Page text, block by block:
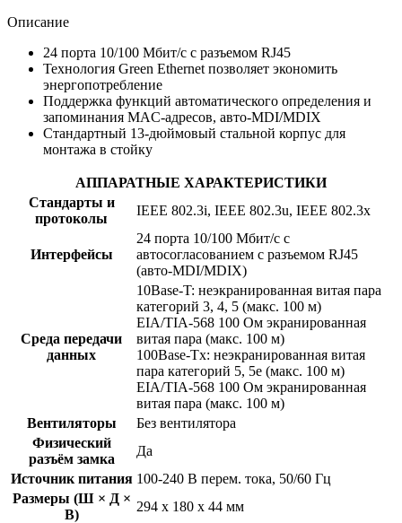
Описание
24 порта 10/100 Мбит/с с разъемом RJ45
Технология Green Ethernet позволяет экономить
энергопотребление
Поддержка функций автоматического определения и
запоминания MAC-адресов, авто-MDI/MDIX
Стандартный 13-дюймовый стальной корпус для
монтажа в стойку
АППАРАТНЫЕ ХАРАКТЕРИСТИКИ
Стандарты и
протоколы
IEEE 802.3i, IEEE 802.3u, IEEE 802.3x
Интерфейсы
24 порта 10/100 Мбит/с с
автосогласованием с разъемом RJ45
(авто-MDI/MDIX)
Среда передачи
данных
10Base-T: неэкранированная витая пара
категорий 3, 4, 5 (макс. 100 м)
EIA/TIA-568 100 Ом экранированная
витая пара (макс. 100 м)
100Base-Tx: неэкранированная витая
пара категорий 5, 5e (макс. 100 м)
EIA/TIA-568 100 Ом экранированная
витая пара (макс. 100 м)
Вентиляторы
Без вентилятора
Физический
разъём замка
Да
Источник питания 100-240 В перем. тока, 50/60 Гц
Размеры (Ш × Д ×
В)
294 х 180 х 44 мм